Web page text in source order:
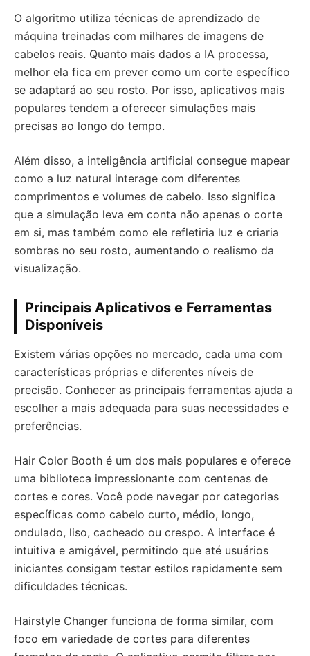
O algoritmo utiliza técnicas de aprendizado de
máquina treinadas com milhares de imagens de
cabelos reais. Quanto mais dados a IA processa,
melhor ela fica em prever como um corte específico
se adaptará ao seu rosto. Por isso, aplicativos mais
populares tendem a oferecer simulações mais
precisas ao longo do tempo.
Além disso, a inteligência artificial consegue mapear
como a luz natural interage com diferentes
comprimentos e volumes de cabelo. Isso significa
que a simulação leva em conta não apenas o corte
em si, mas também como ele refletiria luz e criaria
sombras no seu rosto, aumentando o realismo da
visualização.
Principais Aplicativos e Ferramentas
Disponíveis
Existem várias opções no mercado, cada uma com
características próprias e diferentes níveis de
precisão. Conhecer as principais ferramentas ajuda a
escolher a mais adequada para suas necessidades e
preferências.
Hair Color Booth é um dos mais populares e oferece
uma biblioteca impressionante com centenas de
cortes e cores. Você pode navegar por categorias
específicas como cabelo curto, médio, longo,
ondulado, liso, cacheado ou crespo. A interface é
intuitiva e amigável, permitindo que até usuários
iniciantes consigam testar estilos rapidamente sem
dificuldades técnicas.
Hairstyle Changer funciona de forma similar, com
foco em variedade de cortes para diferentes